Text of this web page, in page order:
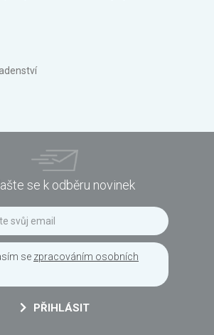
se k odběru novinek
se zpracováním osobních
PŘIHLÁSIT